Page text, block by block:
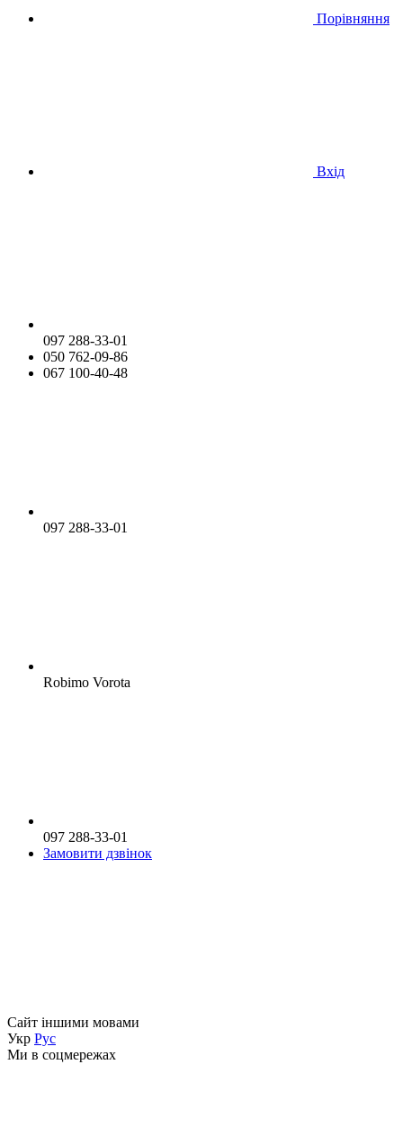
Порівняння
Вхід
097 288-33-01
050 762-09-86
067 100-40-48
097 288-33-01
Robimo Vorota
097 288-33-01
Замовити дзвінок
Сайт іншими мовами
Укр Рус
Ми в соцмережах